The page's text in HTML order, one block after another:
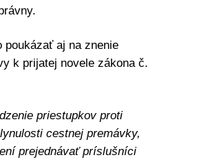
poukázať aj na znenie
k prijatej novele zákona č.
priestupkov proti
cestnej premávky,
prejednávať príslušníci